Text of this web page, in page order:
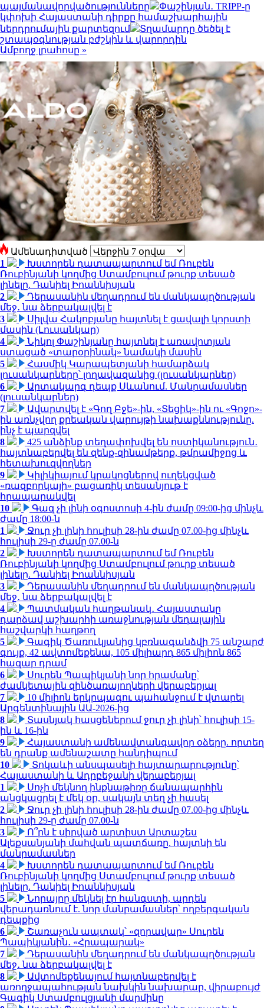
պայմանավորվածությունները
Փաշինյան․ TRIPP-ը
կփոխի Հայաստանի դիրքը համաշխարհային
ներդրումային քարտեզում
Տղամարդը ծեծել է
շտապօգնության բժշկին և վարորդին
Ամբողջ լրահոսը »
Ամենադիտված
1
Խստորեն դատապարտում եմ Ռուբեն
Ռուբինյանի կողմից Ստամբուլում թուրք տեսած
լինելը. Դանիել Իոաննիսյան
2
Դերասանին մեղադրում են մանկապղծության
մեջ․ նա ձերբակալվել է
3
Սիլվա Հակոբյանը հայտնել է ցավալի կորստի
մասին (Լուսանկար)
4
Նիկոլ Փաշինյանը հայտնել է առավոտյան
ստացած «տարօրինակ» նամակի մասին
5
Հասմիկ Կարապետյանի համարձակ
լուսանկարները՝ լողավազանից (լուսանկարներ)
6
Արտակարգ դեպք Սևանում. Մանրամասներ
(լուսանկարներ)
7
Ավարտվել է «Գող Բջե»-ին, «Տեցիկ»-ին ու «Գոջո»-
ին առնչվող քրեական վարույթի նախաքննությունը.
ինչ է պարզվել
8
425 անձինք տեղափոխվել են ոստիկանություն․
հայտնաբերվել են զենք-զինամթերք, թմրամիջոց և
հետախուզվողներ
9
Կիլիկիայում կրակոցներով ուղեկցված
«ռազբորկայի» բացառիկ տեսանյութ է
հրապարակվել
10
Գազ չի լինի օգոստոսի 4-ին ժամը 09:00-ից մինչև
ժամը 18:00-ն
1
Ջուր չի լինի հուլիսի 28-ին ժամը 07.00-ից մինչև
հուլիսի 29-ը ժամը 07.00-ն
2
Խստորեն դատապարտում եմ Ռուբեն
Ռուբինյանի կողմից Ստամբուլում թուրք տեսած
լինելը. Դանիել Իոաննիսյան
3
Դերասանին մեղադրում են մանկապղծության
մեջ․ նա ձերբակալվել է
4
Պատմական հաղթանակ․ Հայաստանը
դարձավ աշխարհի առաջնության մեդալային
հաշվարկի հաղթող
5
Գագիկ Ծառուկյանից կբռնագանձվի 75 անշարժ
գույք, 42 ավտոմեքենա, 105 միլիարդ 865 միլիոն 865
հազար դրամ
6
Սուրեն Պապիկյանի նոր հրամանը՝
ժամկետային զինծառայողների վերաբերյալ
7
10 միլիոն երկրպագու պահանջում է վտարել
Արգենտինային ԱԱ-2026-ից
8
Տասնյակ հասցեներում ջուր չի լինի՝ հուլիսի 15-
ին և 16-ին
9
Հայաստանի ամենավտանգավոր օձերը. որտեղ
են դրանք ամենաշատը հանդիպում
10
Տոկաևի անսպասելի հայտարարությունը՝
Հայաստանի և Ադրբեջանի վերաբերյալ
1
Սոչի մեկնող ինքնաթիռը ճանապարհին
անցկացրել է մեկ օր, սակայն տեղ չի հասել
2
Ջուր չի լինի հուլիսի 28-ին ժամը 07.00-ից մինչև
հուլիսի 29-ը ժամը 07.00-ն
3
Ո՞րն է սիրված արտիստ Արտաշես
Ալեքսանյանի մահվան պատճառը. հայտնի են
մանրամասներ
4
Խստորեն դատապարտում եմ Ռուբեն
Ռուբինյանի կողմից Ստամբուլում թուրք տեսած
լինելը. Դանիել Իոաննիսյան
5
Նորայրը մեկնել էր հանգստի, արդեն
վերադառնում է. նոր մանրամասներ՝ ողբերգական
դեպքից
6
Շառաչուն ապտակ՝ «զորավար» Սուրեն
Պապիկյանին․ «Հրապարակ»
7
Դերասանին մեղադրում են մանկապղծության
մեջ․ նա ձերբակալվել է
8
Ավտոմեքենայում հայտնաբերվել է
առողջապահության նախկին նախարար, վիրաբույժ
Գագիկ Ստամբուլցյանի մարմինը